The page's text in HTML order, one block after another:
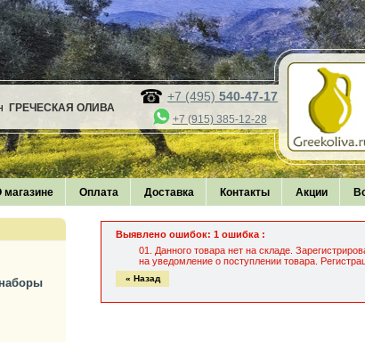
ГРЕЧЕСКАЯ ОЛИВА
+7 (495) 540-47-17
+7 (915) 385-12-28
магазине Оплата Доставка Контакты Акции
Выявлено ошибок: 1 ошибка :
Данного товара нет на складе.
на уведомление о поступлении товара.
« Назад